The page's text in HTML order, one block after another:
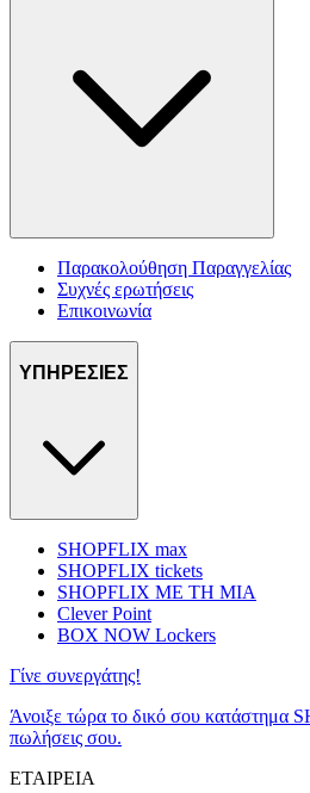
Παρακολούθηση Παραγγελίας
Συχνές ερωτήσεις
Επικοινωνία
ΥΠΗΡΕΣΙΕΣ
SHOPFLIX max
SHOPFLIX tickets
SHOPFLIX ΜΕ ΤΗ ΜΙΑ
Clever Point
BOX NOW Lockers
Γίνε συνεργάτης!
Άνοιξε τώρα το δικό σου κατάστημα
πωλήσεις σου.
ΕΤΑΙΡΕΙΑ